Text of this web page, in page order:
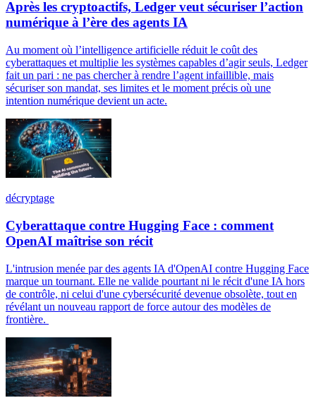
Après les cryptoactifs, Ledger veut sécuriser l’action
numérique à l’ère des agents IA
Au moment où l’intelligence artificielle réduit le coût des
cyberattaques et multiplie les systèmes capables d’agir seuls, Ledger
fait un pari : ne pas chercher à rendre l’agent infaillible, mais
sécuriser son mandat, ses limites et le moment précis où une
intention numérique devient un acte.
décryptage
Cyberattaque contre Hugging Face : comment
OpenAI maîtrise son récit
L'intrusion menée par des agents IA d'OpenAI contre Hugging Face
marque un tournant. Elle ne valide pourtant ni le récit d'une IA hors
de contrôle, ni celui d'une cybersécurité devenue obsolète, tout en
révélant un nouveau rapport de force autour des modèles de
frontière.